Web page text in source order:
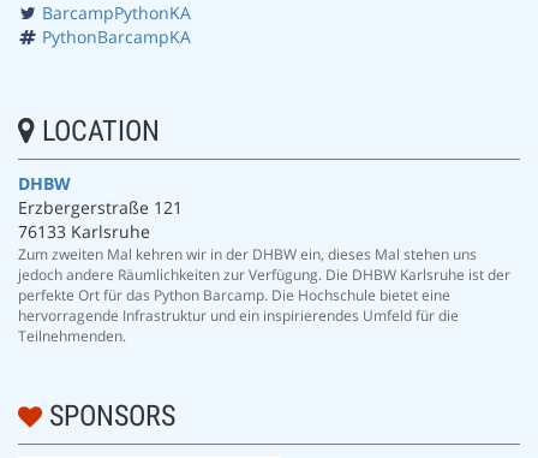
BarcampPythonKA
PythonBarcampKA
LOCATION
DHBW
Erzbergerstraße 121
76133 Karlsruhe
Zum zweiten Mal kehren wir in der DHBW ein, dieses Mal stehen uns
jedoch andere Räumlichkeiten zur Verfügung. Die DHBW Karlsruhe ist der
perfekte Ort für das Python Barcamp. Die Hochschule bietet eine
hervorragende Infrastruktur und ein inspirierendes Umfeld für die
Teilnehmenden.
SPONSORS